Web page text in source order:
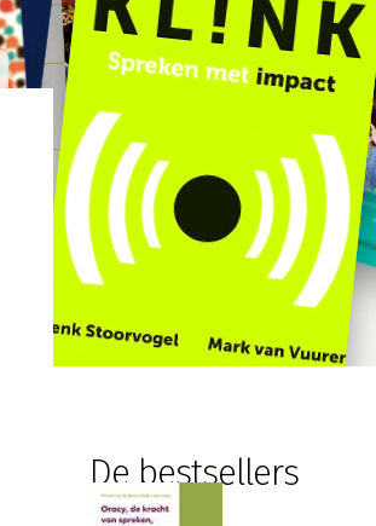
De bestsellers